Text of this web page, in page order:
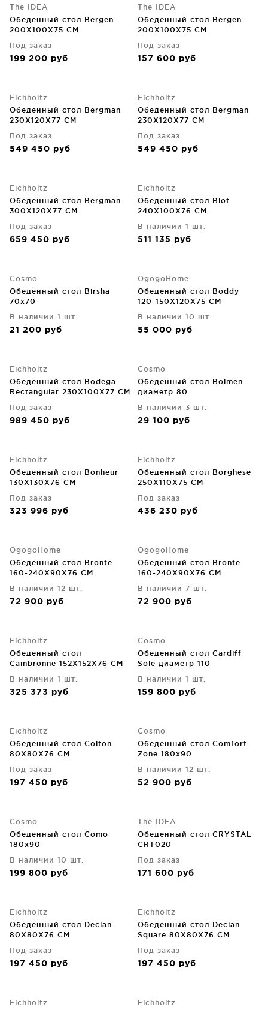
The IDEA
Обеденный стол Bergen
200X100X75 CM
Под заказ
199 200 руб
The IDEA
Обеденный стол Bergen
200X100X75 CM
Под заказ
157 600 руб
Eichholtz
Обеденный стол Bergman
230X120X77 CM
Под заказ
549 450 руб
Eichholtz
Обеденный стол Bergman
230X120X77 CM
Под заказ
549 450 руб
Eichholtz
Обеденный стол Bergman
300X120X77 CM
Под заказ
659 450 руб
Eichholtz
Обеденный стол Biot
240X100X76 CM
В наличии 1 шт.
511 135 руб
Cosmo
Обеденный стол Birsha
70x70
В наличии 1 шт.
21 200 руб
OgogoHome
Обеденный стол Boddy
120-150X120X75 CM
В наличии 10 шт.
55 000 руб
Eichholtz
Обеденный стол Bodega
Rectangular 230X100X77 CM
Под заказ
989 450 руб
Cosmo
Обеденный стол Bolmen
диаметр 80
В наличии 3 шт.
29 100 руб
Eichholtz
Обеденный стол Bonheur
130X130X76 CM
Под заказ
323 996 руб
Eichholtz
Обеденный стол Borghese
250X110X75 CM
Под заказ
436 230 руб
OgogoHome
Обеденный стол Bronte
160-240X90X76 CM
В наличии 12 шт.
72 900 руб
OgogoHome
Обеденный стол Bronte
160-240X90X76 CM
В наличии 7 шт.
72 900 руб
Eichholtz
Обеденный стол
Cambronne 152X152X76 CM
В наличии 1 шт.
325 373 руб
Cosmo
Обеденный стол Cardiff
Sole диаметр 110
В наличии 1 шт.
159 800 руб
Eichholtz
Обеденный стол Colton
80X80X76 CM
Под заказ
197 450 руб
Cosmo
Обеденный стол Comfort
Zone 180х90
В наличии 12 шт.
52 900 руб
Cosmo
Обеденный стол Como
180х90
В наличии 10 шт.
199 800 руб
The IDEA
Обеденный стол CRYSTAL
CRT020
Под заказ
171 600 руб
Eichholtz
Обеденный стол Declan
80X80X76 CM
Под заказ
197 450 руб
Eichholtz
Обеденный стол Declan
Square 80X80X76 CM
Под заказ
197 450 руб
Eichholtz Eichholtz